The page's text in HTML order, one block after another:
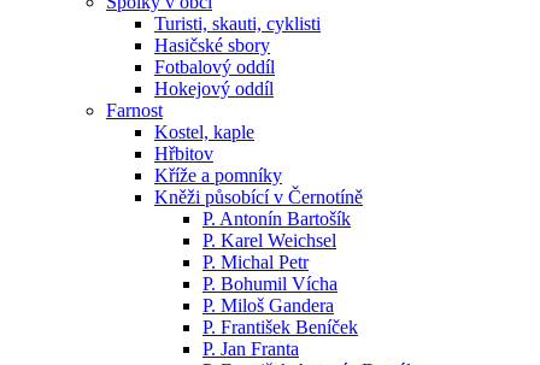
Turisti, skauti, cyklisti
Hasičské sbory
Fotbalový oddíl
Hokejový oddíl
Farnost
Kostel, kaple
Hřbitov
Kříže a pomníky
Kněži působící v Černotíně
P. Antonín Bartošík
P. Karel Weichsel
P. Michal Petr
P. Bohumil Vícha
P. Miloš Gandera
P. František Beníček
P. Jan Franta